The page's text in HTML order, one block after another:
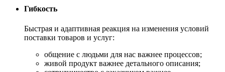
Гибкость
Быстрая и адаптивная реакция на изменения условий
поставки товаров и услуг:
общение с людьми для нас важнее процессов;
живой продукт важнее детального описания;